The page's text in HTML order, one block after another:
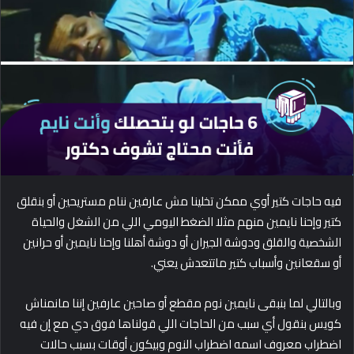
d
a
n
e
m
a
i
فيه حاجات كتير أوي ممكن تخلينا مش عارفين ننام مستريحين أو بنقلق
كتير وإحنا نايمين منهم مثلا الضغط اليومي اللي من الشغل والحياة
الشخصية والقلق ودوشة الجيران أو دوشة أهلنا وإحنا نايمين أو حرانين
أو سقعانين وأسباب كتير ماتتعدش يعني.
وبالتالي لما بنبقى نايمين نوم مقطع أو صاحين عارفين إننا مانمناش
كويس بنقول أي سبب من الحاجات اللي قولناها فوق دي مع إن فيه
اضطراب معروف اسمه اضطراب النوم وبيكون أوقات بسبب حالات